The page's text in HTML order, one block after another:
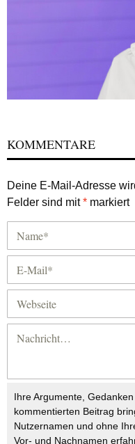
KOMMENTARE
Deine E-Mail-Adresse
Felder sind mit* markiert
Ihre Argumente,
kommentierten Beitrag
Nutzernamen und ohne
Vor- und Nachnamen